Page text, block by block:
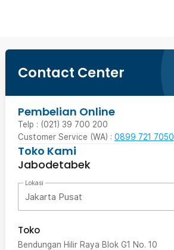
Contact Center
Pembelian Online
Telp : (021) 39 700 200
Customer Service (WA) : 0899 721 7050
Toko Kami
Jabodetabek
Lokasi
Jakarta Pusat
Toko
Bendungan Hilir Raya Blok G1 No. 10